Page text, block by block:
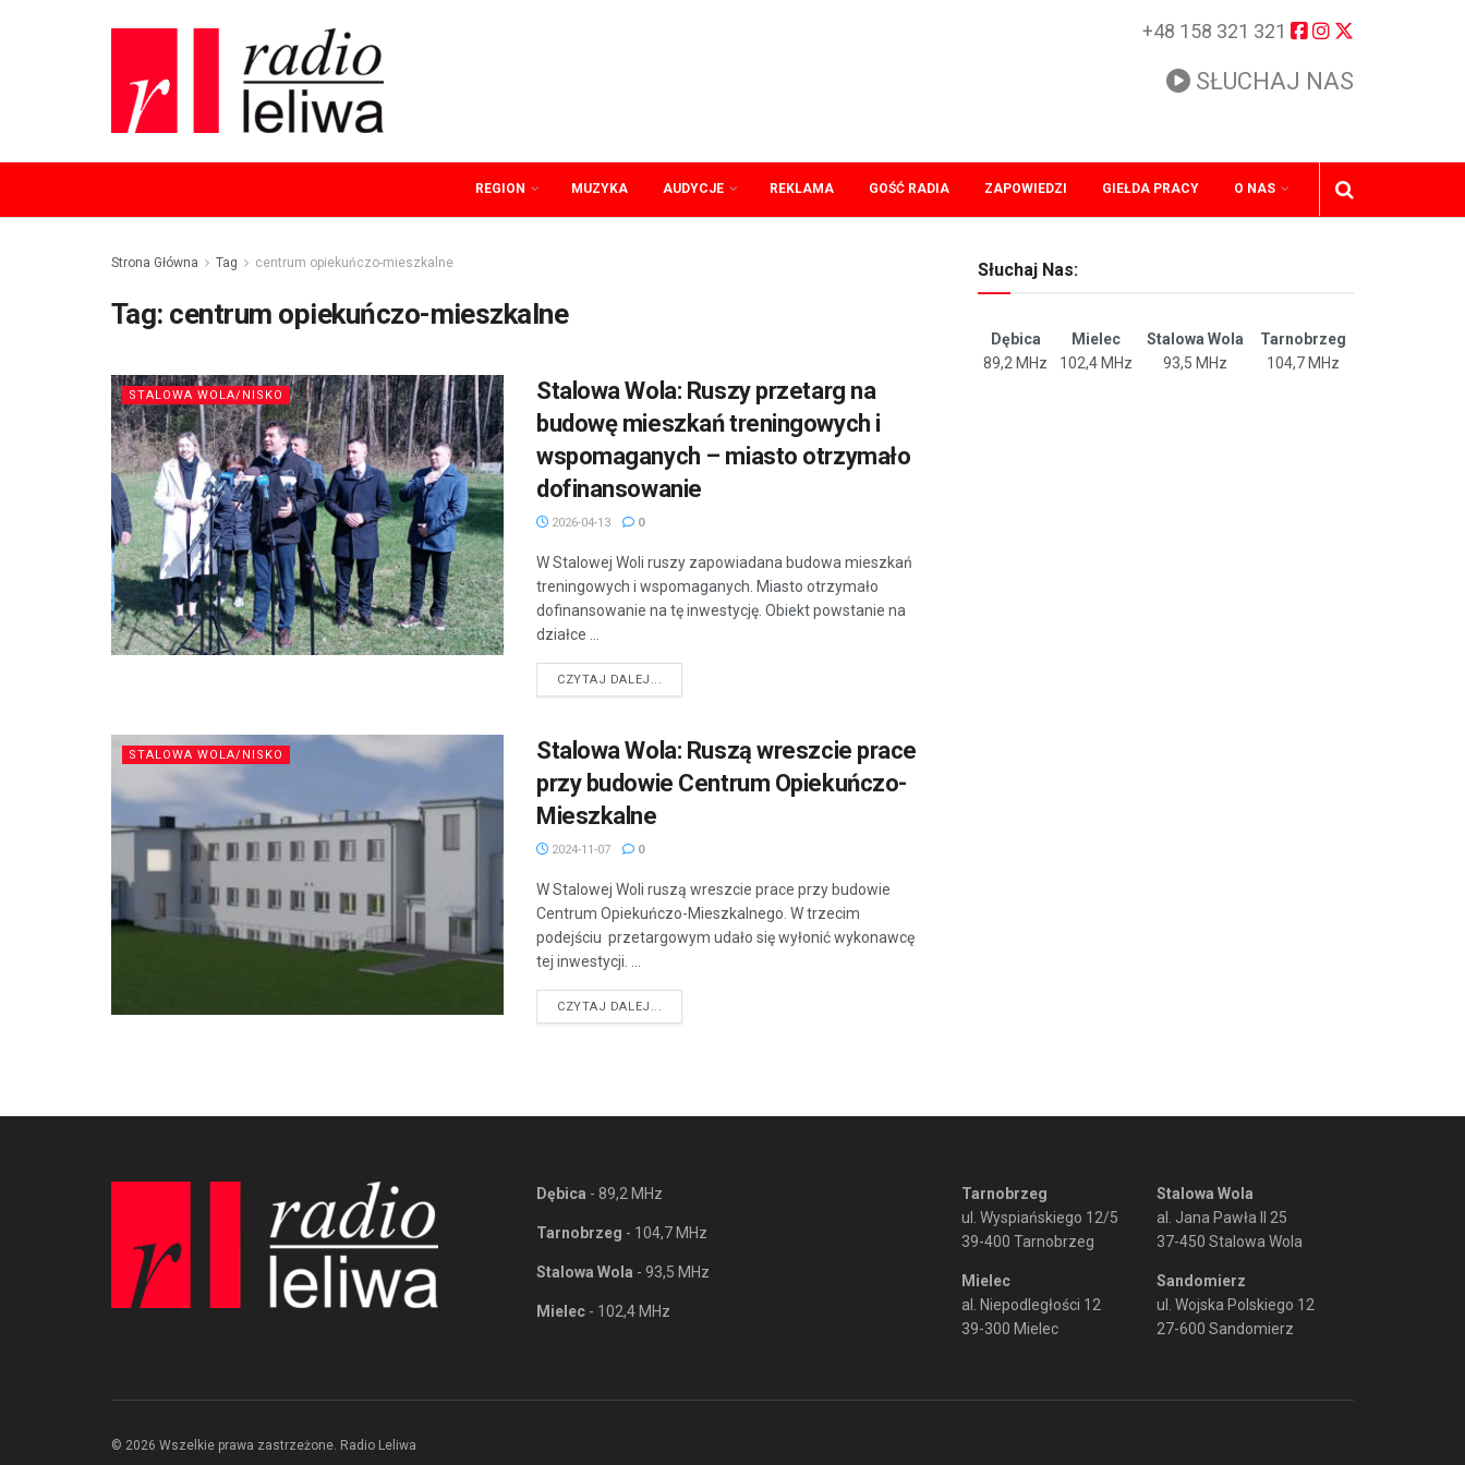
+48 158 321 321
SŁUCHAJ NAS
REGION MUZYKA AUDYCJE REKLAMA GOŚĆ RADIA ZAPOWIEDZI GIEŁDA PRACY O NAS
Strona Główna Tag centrum opiekuńczo-mieszkalne
Tag: centrum opiekuńczo-mieszkalne
STALOWA WOLA/NISKO
Stalowa Wola: Ruszy przetarg na
budowę mieszkań treningowych i
wspomaganych – miasto otrzymało
dofinansowanie
2026-04-13 0
W Stalowej Woli ruszy zapowiadana budowa mieszkań
treningowych i wspomaganych. Miasto otrzymało
dofinansowanie na tę inwestycję. Obiekt powstanie na
działce ...
CZYTAJ DALEJ...
STALOWA WOLA/NISKO
Stalowa Wola: Ruszą wreszcie prace
przy budowie Centrum Opiekuńczo-
Mieszkalne
2024-11-07 0
W Stalowej Woli ruszą wreszcie prace przy budowie
Centrum Opiekuńczo-Mieszkalnego. W trzecim
podejściu przetargowym udało się wyłonić wykonawcę
tej inwestycji. ...
CZYTAJ DALEJ...
Słuchaj Nas:
Dębica Mielec Stalowa Wola
Tarnobrzeg
89,2 MHz
102,4 MHz 93,5 MHz 104,7 MHz
Dębica - 89,2 MHz
Tarnobrzeg - 104,7 MHz
Stalowa Wola - 93,5 MHz
Mielec - 102,4 MHz
Tarnobrzeg
ul. Wyspiańskiego 12/5
39-400 Tarnobrzeg
Mielec
al. Niepodległości 12
39-300 Mielec
Stalowa Wola
al. Jana Pawła II 25
37-450 Stalowa Wola
Sandomierz
ul. Wojska Polskiego 12
27-600 Sandomierz
© 2026 Wszelkie prawa zastrzeżone. Radio Leliwa